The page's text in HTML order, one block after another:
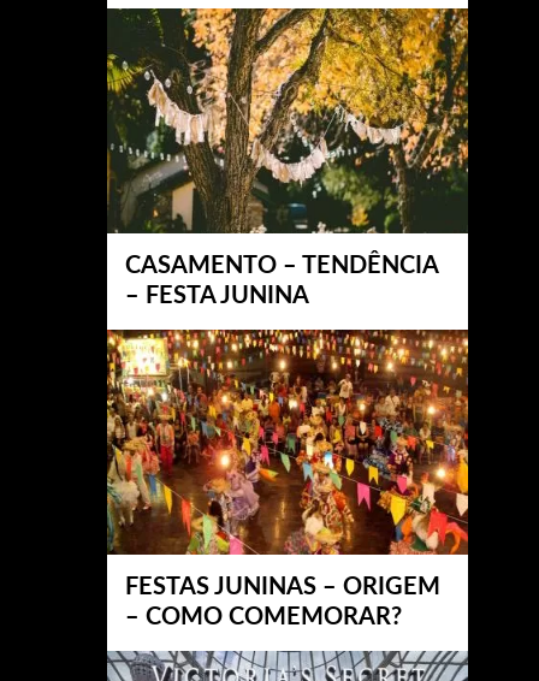
CASAMENTO – TENDÊNCIA
– FESTA JUNINA
FESTAS JUNINAS – ORIGEM
– COMO COMEMORAR?